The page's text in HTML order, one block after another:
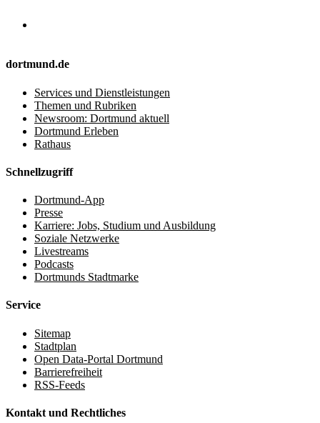
dortmund.de
Services und Dienstleistungen
Themen und Rubriken
Newsroom: Dortmund aktuell
Dortmund Erleben
Rathaus
Schnellzugriff
Dortmund-App
Presse
Karriere: Jobs, Studium und Ausbildung
Soziale Netzwerke
Livestreams
Podcasts
Dortmunds Stadtmarke
Service
Sitemap
Stadtplan
Open Data-Portal Dortmund
Barrierefreiheit
RSS-Feeds
Kontakt und Rechtliches